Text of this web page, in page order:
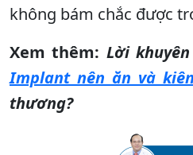
không bám chắc được
Xem thêm: Lời
Implant nên ăn và
thương?